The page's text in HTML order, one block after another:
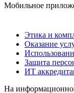
Мобильное
Этика и
Оказание
Защита
ИТ
На